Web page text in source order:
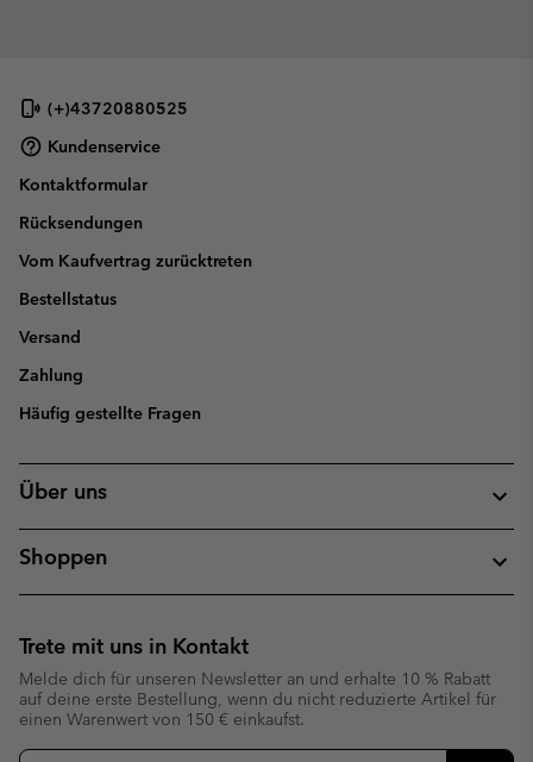
(+)43720880525
Kundenservice
Kontaktformular
Rücksendungen
Vom Kaufvertrag zurücktreten
Bestellstatus
Versand
Zahlung
Häufig gestellte Fragen
Über uns
Shoppen
Trete mit uns in Kontakt
Melde dich für unseren Newsletter an und erhalte 10 % Rabatt
auf deine erste Bestellung, wenn du nicht reduzierte Artikel für
einen Warenwert von 150 € einkaufst.